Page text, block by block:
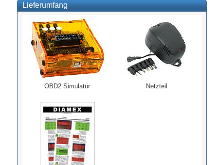
Lieferumfang
OBD2 Simulatur Netzteil